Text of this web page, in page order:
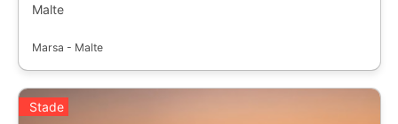
Malte
Marsa - Malte
Stade